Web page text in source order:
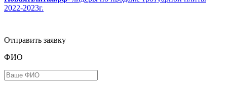
2022-2023г.
Отправить заявку
ФИО